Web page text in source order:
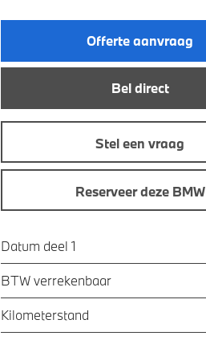
Offerte aanvraag
Bel direct
Stel een vraag
Reserveer deze BMW
Datum deel 1
BTW verrekenbaar
Kilometerstand